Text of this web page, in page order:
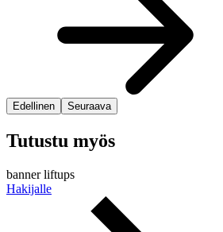
Edellinen Seuraava
Tutustu myös
banner liftups
Hakijalle